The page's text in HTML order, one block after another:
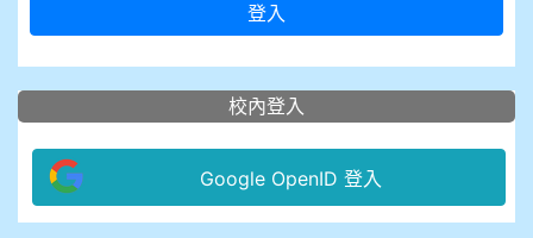
登入
校內登入
Google OpenID 登入